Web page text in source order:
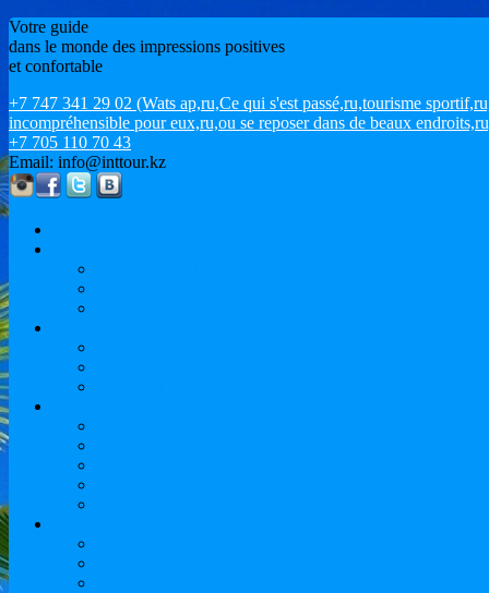
Votre guide
dans le monde des impressions positives
et confortable
+7 747 341 29 02 (Wats ap,ru,Ce qui s'est passé,ru,tourisme
incompréhensible pour eux,ru,ou se reposer dans de beaux
+7 705 110 70 43
Email: info@inttour.kz